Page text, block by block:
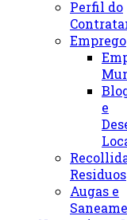
Perfil do
Emprego
e
Residuos
Augas e